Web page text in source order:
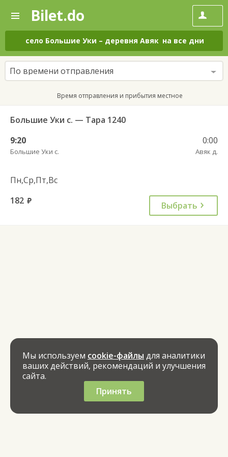
—
Поиск
и
покупка
билетов
на
автобус
онлайн
Bilet.do
село Большие Уки – деревня Авяк на все дни
По времени отправления
Время отправления и прибытия местное
Большие Уки с. — Тара 1240
9:20
Большие Уки с.
0:00
Авяк д.
Пн,Ср,Пт,Вс
182 руб. Выбрать
Мы используем cookie-файлы для аналитики
ваших действий, рекомендаций и улучшения
сайта.
Принять